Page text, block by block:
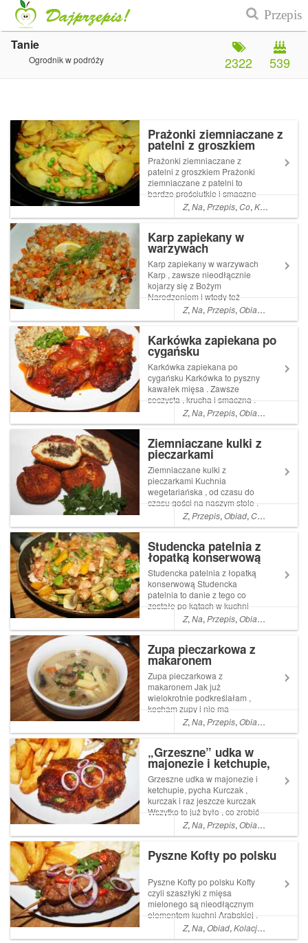
Tanie
Ogrodnik w podróży 539
2322
Prażonki ziemniaczane z
patelni z groszkiem
Prażonki ziemniaczane z
patelni z groszkiem Prażonki
ziemniaczane z patelni to
bardzo prościutkie i smaczne
danie . Czasami robię je jako
dodatek do mięsa lub serwuję
More ... Artykuł Prażonki
ziemniaczane z patelni z
groszk...
Z,Na,Przepis,Co,Kolacja
Karp zapiekany w
warzywach
Karp zapiekany w warzywach
Karp , zawsze nieodłącznie
kojarzy się z Bożym
Narodzeniem i wtedy też
smakuje najlepiej . Co roku
jest na naszym stole .
dzwonki , Read More ...
Artykuł Karp zapiekany w
warzywach pochodzi z
serwisu Ogrod...
Z,Na,Przepis,Obiad ,
Karkówka zapiekana po
cygańsku
Karkówka zapiekana po
cygańsku Karkówka to pyszny
kawałek mięsa . Zawsze
soczysta , krucha i smaczna .
Nie przysparza zbyt wielu
problemów , chyba że jest
... Artykuł Karkówka
zapiekana po cygańsku
pochodzi z serwisu Ogrod...
Z,Na,Przepis,Obiad ,
Ziemniaczane kulki z
pieczarkami
Ziemniaczane kulki z
pieczarkami Kuchnia
wegetariańska , od czasu do
czasu gości na naszym stole .
Oczywiście nie z uwag na fakt
,że zmieniliśmy upodobania .
mięsożerną Read More ...
Artykuł Ziemniaczane kulki z
pieczarkami po...
Z,Przepis,Obiad,Co ,
Studencka patelnia z
łopatką konserwową
Studencka patelnia z łopatką
konserwową Studencka
patelnia to danie z tego co
zostało po kątach w kuchni
Z,Na,Przepis,Obiad ,
Zupa pieczarkowa z
makaronem
Zupa pieczarkowa z
makaronem Jak już
wielokrotnie podkreślałam ,
kocham zupy i nie ma
tygodnia ,żebym jakiejś nie
ugotowała . Oczywiście reszta
żadne z Read More ... Artykuł
Zupa pieczarkowa z
makaronem pochodzi z
serwis...
Z,Na,Przepis,Obiad ,
„Grzeszne” udka w
majonezie i ketchupie,
pycha
Grzeszne udka w majonezie i
ketchupie, pycha Kurczak ,
kurczak i raz jeszcze kurczak
Wszytko to już było , co zrobić
żeby go odnowić ? Najlepiej
dodać to Read More ... Artykuł
ketchupie, ...
Z,Na,Przepis,Obiad ,
Pyszne Kofty po polsku
Pyszne Kofty po polsku Kofty
czyli szaszłyki z mięsa
mielonego są nieodłącznym
elementem kuchni Arabskiej .
Jednak te są po polsku ,
dlaczego ? Otóż żaden
Z,Na,Obiad,Kolacja ,